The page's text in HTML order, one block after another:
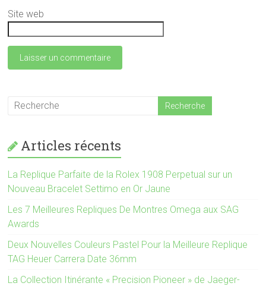
Site web
Articles récents
La Replique Parfaite de la Rolex 1908 Perpetual sur un
Nouveau Bracelet Settimo en Or Jaune
Les 7 Meilleures Repliques De Montres Omega aux SAG
Awards
Deux Nouvelles Couleurs Pastel Pour la Meilleure Replique
TAG Heuer Carrera Date 36mm
La Collection Itinérante « Precision Pioneer » de Jaeger-